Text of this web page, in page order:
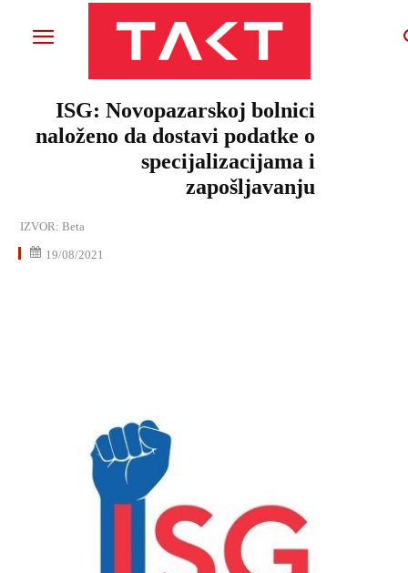
ISG: Novopazarskoj bolnici
naloženo da dostavi podatke o
specijalizacijama i
zapošljavanju
IZVOR: Beta
19/08/2021